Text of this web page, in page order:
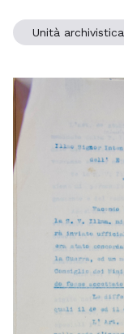
Unità archivistica